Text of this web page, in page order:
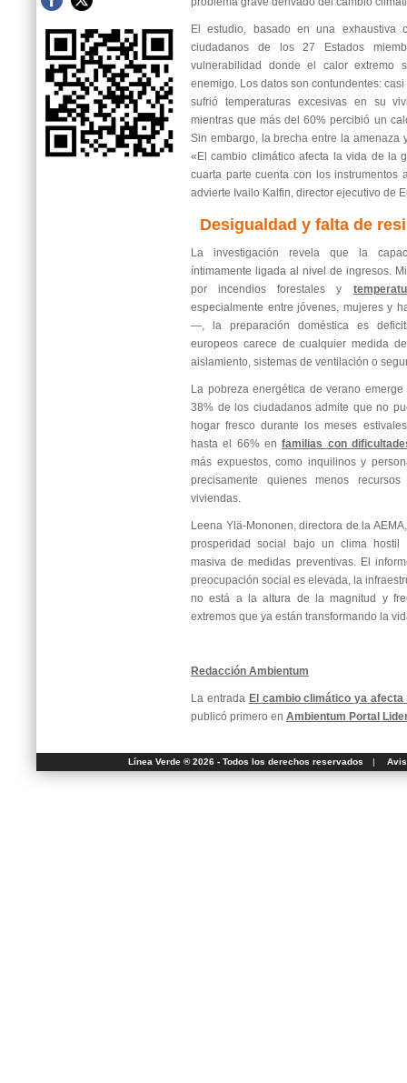
El estudio, basado en una exhaustiva
ciudadanos de los 27 Estados
vulnerabilidad donde el calor extremo
enemigo. Los datos son contundentes:
sufrió temperaturas excesivas en su
mientras que más del 60% percibió un
Sin embargo, la brecha entre la amenaza
«El cambio climático afecta la vida de la
cuarta parte cuenta con los instrumentos
advierte Ivailo Kalfin, director ejecutivo de
Desigualdad y falta de
La investigación revela que la
íntimamente ligada al nivel de ingresos.
por incendios forestales y
especialmente entre jóvenes, mujeres y
—, la preparación doméstica es
europeos carece de cualquier medida
aislamiento, sistemas de ventilación o
La pobreza energética de verano
38% de los ciudadanos admite que no
hogar fresco durante los meses
hasta el 66% enfamilias con
más expuestos, como inquilinos y
precisamente quienes menos
viviendas.
Leena Ylä-Mononen, directora de la
prosperidad social bajo un clima hostil
masiva de medidas preventivas. El
preocupación social es elevada, la
no está a la altura de la magnitud y
extremos que ya están transformando la
Redacción Ambientum
La entrada El cambio climático ya
publicó primero en Ambientum Portal
Línea Verde ® 2026 - Todos los derechos reservados |